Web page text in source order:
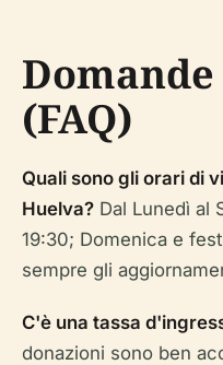
(FAQ)
Quali sono gli orari di
Huelva? Dal Lunedì al
19:30; Domenica e
sempre gli
C'è una tassa
donazioni sono ben